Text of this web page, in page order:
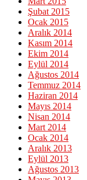
Şubat 2015
Ocak 2015
Aralık 2014
Kasım 2014
Ekim 2014
Eylül 2014
Ağustos 2014
Temmuz 2014
Haziran 2014
Mayıs 2014
Nisan 2014
Mart 2014
Ocak 2014
Aralık 2013
Eylül 2013
Ağustos 2013